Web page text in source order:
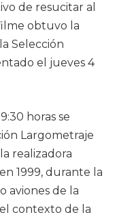
de resucitar al
obtuvo la
Selección
el jueves 4
horas se
Largometraje
realizadora
1999, durante la
aviones de la
contexto de la